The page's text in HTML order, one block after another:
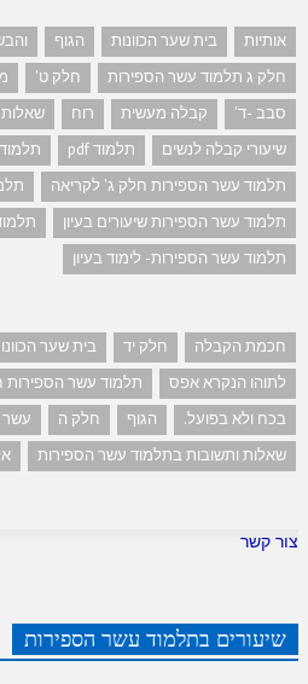
אותיות בית שער הכוונות הגוף
חלק ג תלמוד עשר הספירות
חלק ט'
סבב -ד'
קבלה מעשית רוח
שיעורי קבלה לנשים
תלמוד pdf
תלמוד עשר הספירות חלק ג' לקריאה
תלמוד עשר הספירות שיעורים בעיון
תלמוד עשר הספירות- לימוד בעיון
חכמת הקבלה חלק יד בית שער
לתוהו הנקרא אפס
תלמוד עשר הספירות
בכח ולא בפועל.
הגוף חלק ה
עשר
שאלות ותשובות בתלמוד עשר הספירות
צור קשר
שיעורים בתלמוד עשר הספירות